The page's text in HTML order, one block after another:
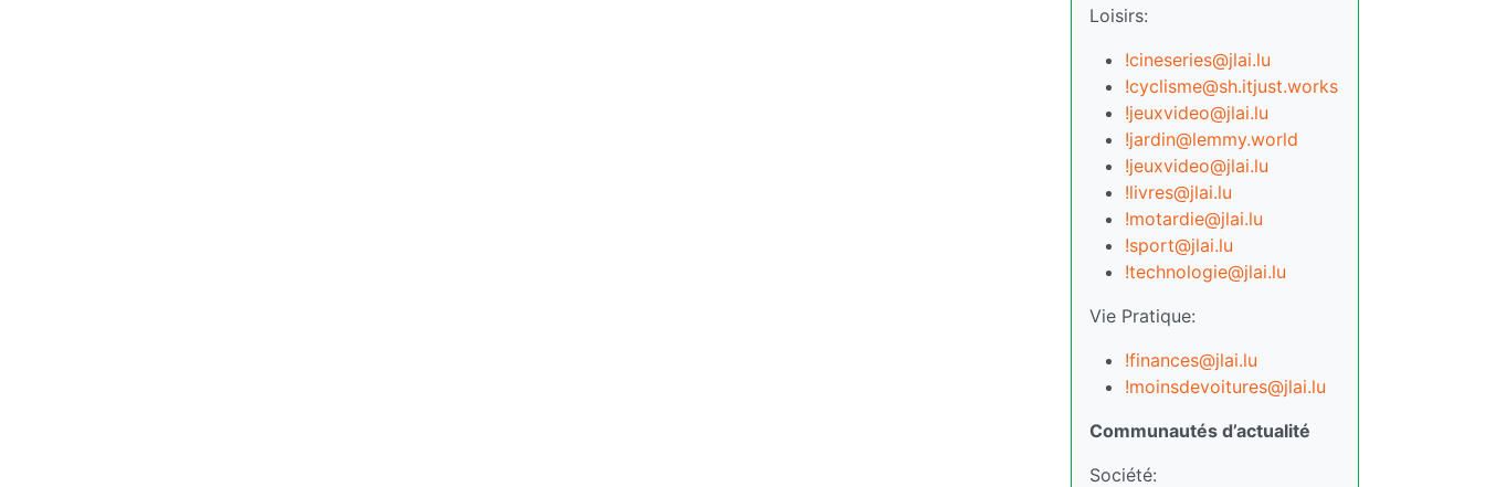
Loisirs:
!cineseries@jlai.lu
!cyclisme@sh.itjust.works
!jeuxvideo@jlai.lu
!jardin@lemmy.world
!jeuxvideo@jlai.lu
!livres@jlai.lu
!motardie@jlai.lu
!sport@jlai.lu
!technologie@jlai.lu
Vie Pratique:
!finances@jlai.lu
!moinsdevoitures@jlai.lu
Communautés d’actualité
Société: